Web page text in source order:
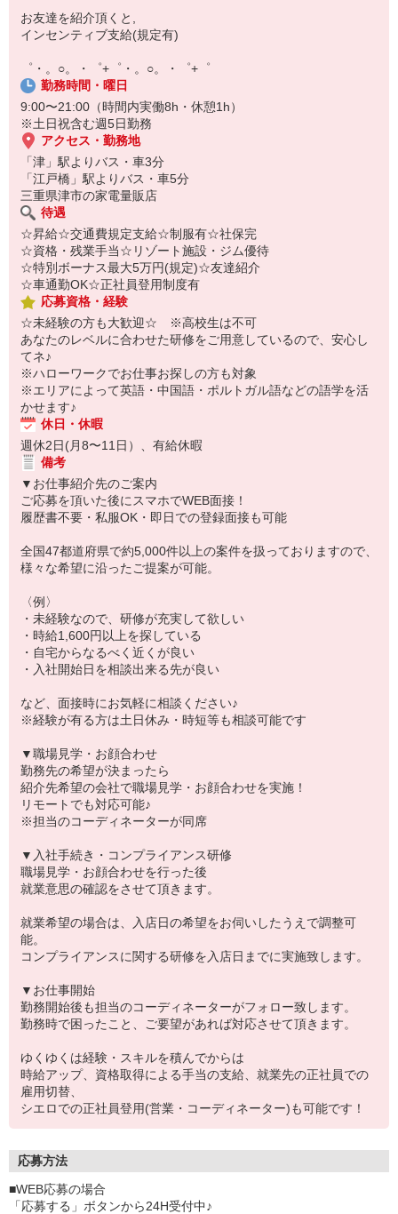
【スマホ面接実施中】
￣￣￣￣￣￣￣￣￣
自宅に居ながらスマホでカンタン面接OK！
オンライン面談なのでスピード対応。
お友達を紹介頂くと,
インセンティブ支給(規定有)
゜・。○。・゜+゜・。○。・゜+゜
勤務時間・曜日
9:00〜21:00（時間内実働8h・休憩1h）
※土日祝含む週5日勤務
アクセス・勤務地
「津」駅よりバス・車3分
「江戸橋」駅よりバス・車5分
三重県津市の家電量販店
待遇
☆昇給☆交通費規定支給☆制服有☆社保完
☆資格・残業手当☆リゾート施設・ジム優待
☆特別ボーナス最大5万円(規定)☆友達紹介
☆車通勤OK☆正社員登用制度有
応募資格・経験
☆未経験の方も大歓迎☆ ※高校生は不可
あなたのレベルに合わせた研修をご用意しているので、安心し
てネ♪
※ハローワークでお仕事お探しの方も対象
※エリアによって英語・中国語・ポルトガル語などの語学を活
かせます♪
休日・休暇
週休2日(月8〜11日）、有給休暇
備考
▼お仕事紹介先のご案内
ご応募を頂いた後にスマホでWEB面接！
履歴書不要・私服OK・即日での登録面接も可能
全国47都道府県で約5,000件以上の案件を扱っておりますので、
様々な希望に沿ったご提案が可能。
〈例〉
・未経験なので、研修が充実して欲しい
・時給1,600円以上を探している
・自宅からなるべく近くが良い
・入社開始日を相談出来る先が良い
など、面接時にお気軽に相談ください♪
※経験が有る方は土日休み・時短等も相談可能です
▼職場見学・お顔合わせ
勤務先の希望が決まったら
紹介先希望の会社で職場見学・お顔合わせを実施！
リモートでも対応可能♪
※担当のコーディネーターが同席
▼入社手続き・コンプライアンス研修
職場見学・お顔合わせを行った後
就業意思の確認をさせて頂きます。
就業希望の場合は、入店日の希望をお伺いしたうえで調整可
能。
コンプライアンスに関する研修を入店日までに実施致します。
▼お仕事開始
勤務開始後も担当のコーディネーターがフォロー致します。
勤務時で困ったこと、ご要望があれば対応させて頂きます。
ゆくゆくは経験・スキルを積んでからは
時給アップ、資格取得による手当の支給、就業先の正社員での
雇用切替、
シエロでの正社員登用(営業・コーディネーター)も可能です！
応募方法
■WEB応募の場合
「応募する」ボタンから24H受付中♪